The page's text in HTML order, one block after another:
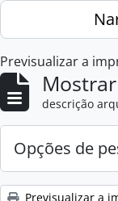
Skip to main content
Previsualizar a
descrição
Opções de
Previsualizar a